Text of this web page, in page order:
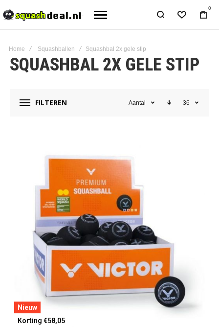
0
Home Squashballen Squashbal 2x gele stip
SQUASHBAL 2X GELE STIP
FILTEREN Aantal 36
Nieuw
Korting €58,05